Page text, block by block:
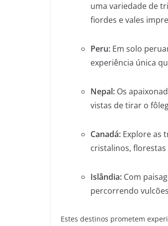
uma variedade de
fiordes e vales
Peru: Em solo
experiência única
Nepal: Os
vistas de tirar o
Canadá: Explore as
cristalinos,
Islândia: Com
percorrendo
Estes destinos prometem